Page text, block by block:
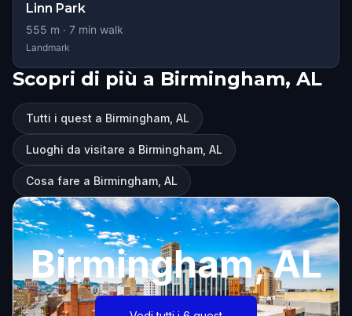
Linn Park
555 m · 7 min walk
Landmark
Scopri di più a Birmingham, AL
Tutti i quest a Birmingham, AL
Luoghi da visitare a Birmingham, AL
Cosa fare a Birmingham, AL
Birmingham, AL